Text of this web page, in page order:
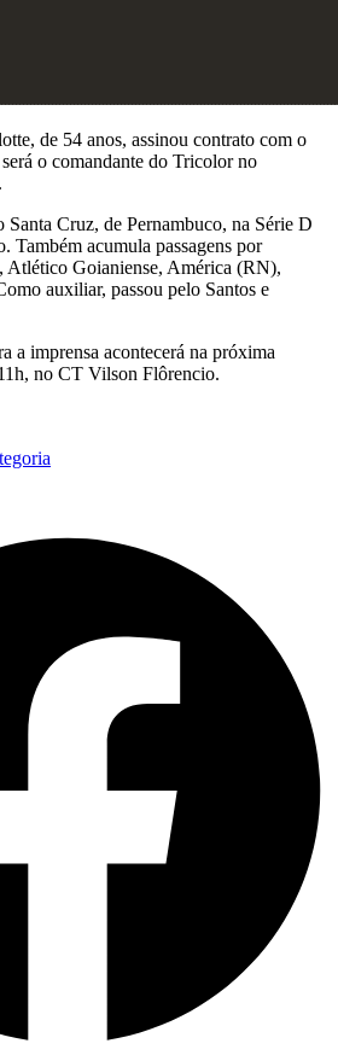
de 54 anos, assinou contrato com o
o comandante do Tricolor no
Cruz, de Pernambuco, na Série D
Também acumula passagens por
Atlético Goianiense, América (RN),
auxiliar, passou pelo Santos e
a imprensa acontecerá na próxima
no CT Vilson Flôrencio.